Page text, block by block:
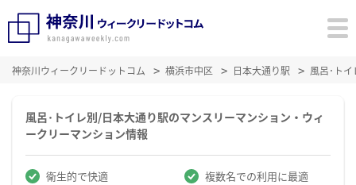
神奈川ウィークリードットコム 横浜市中区 日本大通り駅 風呂･ト
風呂･トイレ別/日本大通り駅のマンスリーマンション・ウィ
ークリーマンション情報
衛生的で快適 複数名での利用に最適